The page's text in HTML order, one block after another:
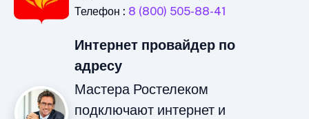
Телефон : 8 (800) 505-88-41
Интернет провайдер по
адресу
Мастера Ростелеком
подключают интернет и